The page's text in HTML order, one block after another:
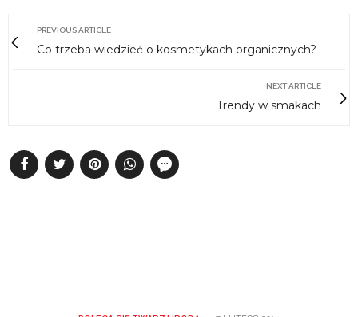
PREVIOUS ARTICLE
Co trzeba wiedzieć o kosmetykach organicznych?
NEXT ARTICLE
Trendy w smakach